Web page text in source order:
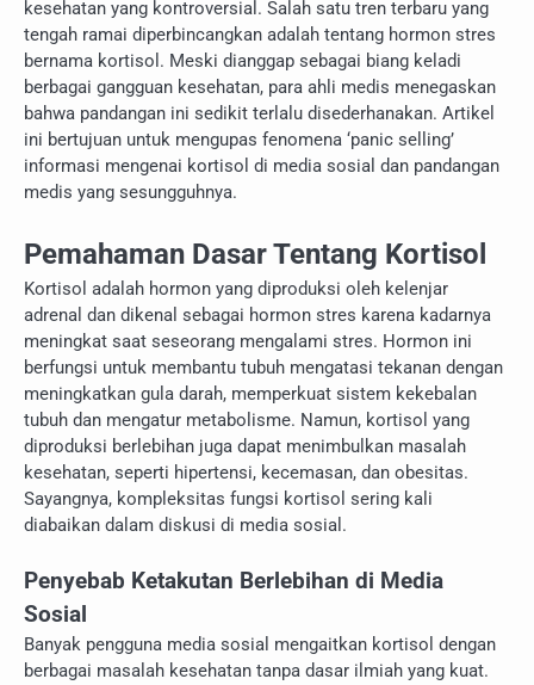
kesehatan yang kontroversial. Salah satu tren terbaru yang
tengah ramai diperbincangkan adalah tentang hormon stres
bernama kortisol. Meski dianggap sebagai biang keladi
berbagai gangguan kesehatan, para ahli medis menegaskan
bahwa pandangan ini sedikit terlalu disederhanakan. Artikel
ini bertujuan untuk mengupas fenomena ‘panic selling’
informasi mengenai kortisol di media sosial dan pandangan
medis yang sesungguhnya.
Pemahaman Dasar Tentang Kortisol
Kortisol adalah hormon yang diproduksi oleh kelenjar
adrenal dan dikenal sebagai hormon stres karena kadarnya
meningkat saat seseorang mengalami stres. Hormon ini
berfungsi untuk membantu tubuh mengatasi tekanan dengan
meningkatkan gula darah, memperkuat sistem kekebalan
tubuh dan mengatur metabolisme. Namun, kortisol yang
diproduksi berlebihan juga dapat menimbulkan masalah
kesehatan, seperti hipertensi, kecemasan, dan obesitas.
Sayangnya, kompleksitas fungsi kortisol sering kali
diabaikan dalam diskusi di media sosial.
Penyebab Ketakutan Berlebihan di Media
Sosial
Banyak pengguna media sosial mengaitkan kortisol dengan
berbagai masalah kesehatan tanpa dasar ilmiah yang kuat.